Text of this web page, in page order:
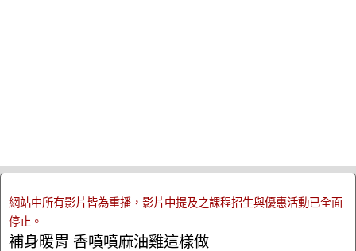
網站中所有影片皆為重播，影片中提及之課程招生與優惠活動已全面
停止。
補身暖胃 香噴噴麻油雞這樣做